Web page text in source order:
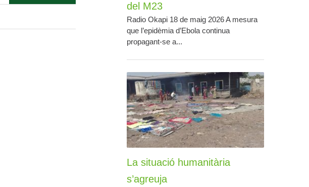
del M23
Radio Okapi 18 de maig 2026 A mesura
que l’epidèmia d’Ebola continua
propagant-se a...
La situació humanitària
s’agreuja